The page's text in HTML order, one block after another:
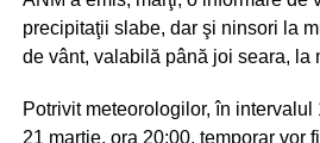
Ziua de 21 mai 2024 a fost
managementului și marketingului
Conferința Destinații Vizionare a
la liderii destinațiilor de succes din
precipitaţii slabe, dar şi ninsori la
de vânt, valabilă până joi seara, la
Potrivit meteorologilor, în intervalul
21 martie, ora 20:00, temporar vor